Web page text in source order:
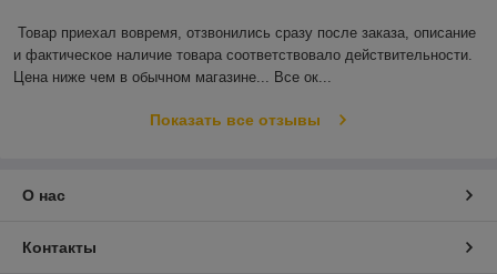
Товар приехал вовремя, отзвонились сразу после заказа, описание
и фактическое наличие товара соответствовало действительности.
Цена ниже чем в обычном магазине... Все ок...
Показать все отзывы
О нас
Контакты